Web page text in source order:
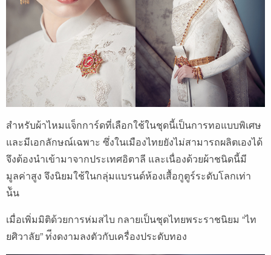
สําหรับผ้าไหมแจ็กการ์ดที่เลือกใช้ในชุดนี้เป็นการทอแบบพิเศษ
และมีเอกลักษณ์เฉพาะ ซึ่งในเมืองไทยยังไม่สามารถผลิตเองได้
จึงต้องนําเข้ามาจากประเทศอิตาลี และเนื่องด้วยผ้าชนิดนี้มี
มูลค่าสูง จึงนิยมใช้ในกลุ่มแบรนด์ห้องเสื้อกูตูร์ระดับโลกเท่า
น้ัน
เมื่อเพิ่มมิติด้วยการห่มสไบ กลายเป็นชุดไทยพระราชนิยม “ไท
ยศิวาลัย” ท่ีงดงามลงตัวกับเครื่องประดับทอง